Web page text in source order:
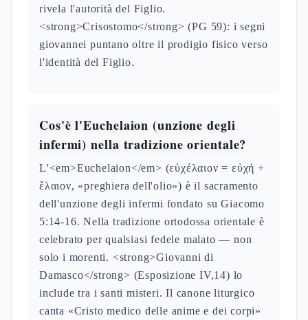
rivela l'autorità del Figlio.
<strong>Crisostomo</strong> (PG 59): i segni
giovannei puntano oltre il prodigio fisico verso
l'identità del Figlio.
Cos'è l'Euchelaion (unzione degli
infermi) nella tradizione orientale?
L'<em>Euchelaion</em> (εὐχέλαιον = εὐχή +
ἔλαιον, «preghiera dell'olio») è il sacramento
dell'unzione degli infermi fondato su Giacomo
5:14-16. Nella tradizione ortodossa orientale è
celebrato per qualsiasi fedele malato — non
solo i morenti. <strong>Giovanni di
Damasco</strong> (Esposizione IV,14) lo
include tra i santi misteri. Il canone liturgico
canta «Cristo medico delle anime e dei corpi»